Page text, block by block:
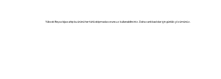
Yüksek Beyazlığa sahip bu ürünü her türlü ekipmada sorunsuz kullanabilirsiniz. Daha canlı baskılar için günlük çözümünüz.